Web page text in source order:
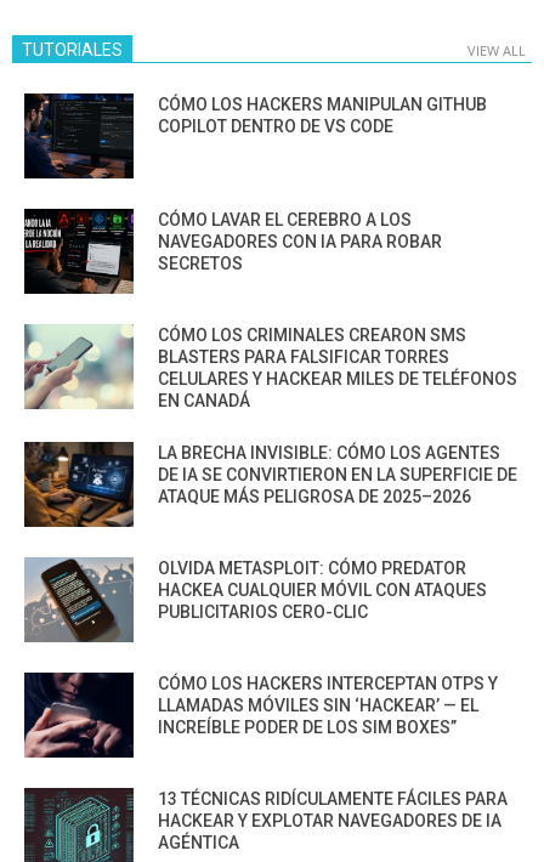
TUTORIALES VIEW ALL
CÓMO LOS HACKERS MANIPULAN GITHUB
COPILOT DENTRO DE VS CODE
CÓMO LAVAR EL CEREBRO A LOS
NAVEGADORES CON IA PARA ROBAR
SECRETOS
CÓMO LOS CRIMINALES CREARON SMS
BLASTERS PARA FALSIFICAR TORRES
CELULARES Y HACKEAR MILES DE TELÉFONOS
EN CANADÁ
LA BRECHA INVISIBLE: CÓMO LOS AGENTES
DE IA SE CONVIRTIERON EN LA SUPERFICIE DE
ATAQUE MÁS PELIGROSA DE 2025–2026
OLVIDA METASPLOIT: CÓMO PREDATOR
HACKEA CUALQUIER MÓVIL CON ATAQUES
PUBLICITARIOS CERO-CLIC
CÓMO LOS HACKERS INTERCEPTAN OTPS Y
LLAMADAS MÓVILES SIN ‘HACKEAR’ — EL
INCREÍBLE PODER DE LOS SIM BOXES”
13 TÉCNICAS RIDÍCULAMENTE FÁCILES PARA
HACKEAR Y EXPLOTAR NAVEGADORES DE IA
AGÉNTICA